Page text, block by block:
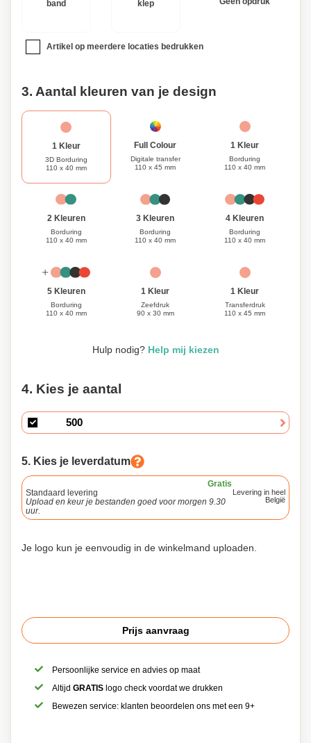
band klep
Artikel op meerdere locaties bedrukken
3. Aantal kleuren van je design
1 Kleur
3D Borduring
110 x 40 mm
Full Colour
Digitale transfer
110 x 45 mm
1 Kleur
Borduring
110 x 40 mm
2 Kleuren
Borduring
110 x 40 mm
3 Kleuren
Borduring
110 x 40 mm
4 Kleuren
Borduring
110 x 40 mm
5 Kleuren
Borduring
110 x 40 mm
1 Kleur
Zeefdruk
90 x 30 mm
1 Kleur
Transferdruk
110 x 45 mm
Hulp nodig? Help mij kiezen
4. Kies je aantal
5. Kies je leverdatum
Gratis
Standaard levering
Upload en keur je bestanden goed voor morgen 9.30
uur.
Levering in heel
België
Je logo kun je eenvoudig in de winkelmand uploaden.
Prijs aanvraag
Persoonlijke service en advies op maat
AltijdGRATIS logo check voordat we drukken
Bewezen service: klanten beoordelen ons met een 9+